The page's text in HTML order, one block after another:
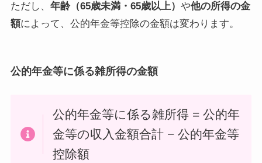
ただし、 年齢（65歳未満・65歳以上） や他の所得の金
額によって、公的年金等控除の金額は変わります。
公的年金等に係る雑所得の金額
公的年金等に係る雑所得 = 公的年
金等の収入金額合計 − 公的年金等
控除額